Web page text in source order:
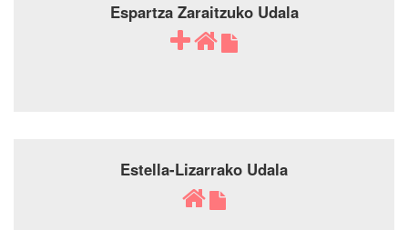
Espartza Zaraitzuko Udala
Estella-Lizarrako Udala